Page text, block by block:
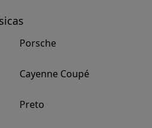
Porsche
Cayenne Coupé
Preto